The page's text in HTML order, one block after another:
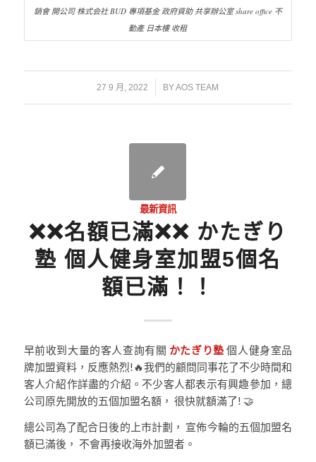
銷會 開公司 株式会社 BUD 專項基金 政府資助 共享辦公室 share office 不
動產 日本樓 收租
27 9 月, 2022
/ BYAOS TEAM
最新資訊
❌❌名額已滿❌❌ かたぎり
塾 個人健身室加盟5個名
額已滿！！
早前收到大量的客人查詢有關 かたぎり塾 個人健身室品
牌加盟資料，反應熱烈!🔥我們的顧問同事花了不少時間和
客人介紹作詳盡的介紹。不少客人都表示有興趣參加，總
公司原先開放的五個加盟名額， 很快就額滿了! 🤝
總公司為了配合日後的上市計劃， 宣佈今輪的五個加盟名
額已滿後， 不會再接收海外加盟者。